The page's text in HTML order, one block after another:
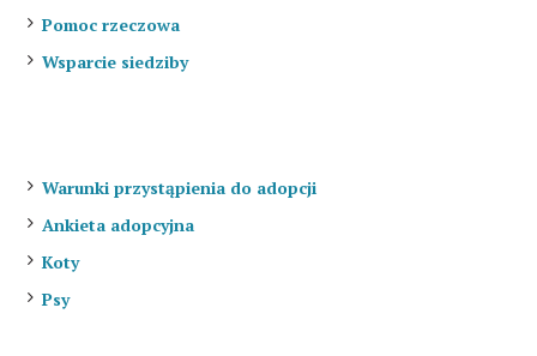
Pomoc rzeczowa
Wsparcie siedziby
Warunki przystąpienia do adopcji
Ankieta adopcyjna
Koty
Psy